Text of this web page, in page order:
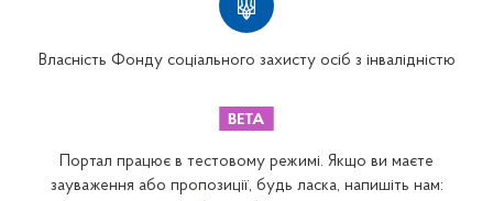
Закарпатське відділення
Власність Фонду соціального захисту осіб з інвалідністю
Портал працює в тестовому режимі. Якщо ви маєте
зауваження або пропозиції, будь ласка, напишіть нам: